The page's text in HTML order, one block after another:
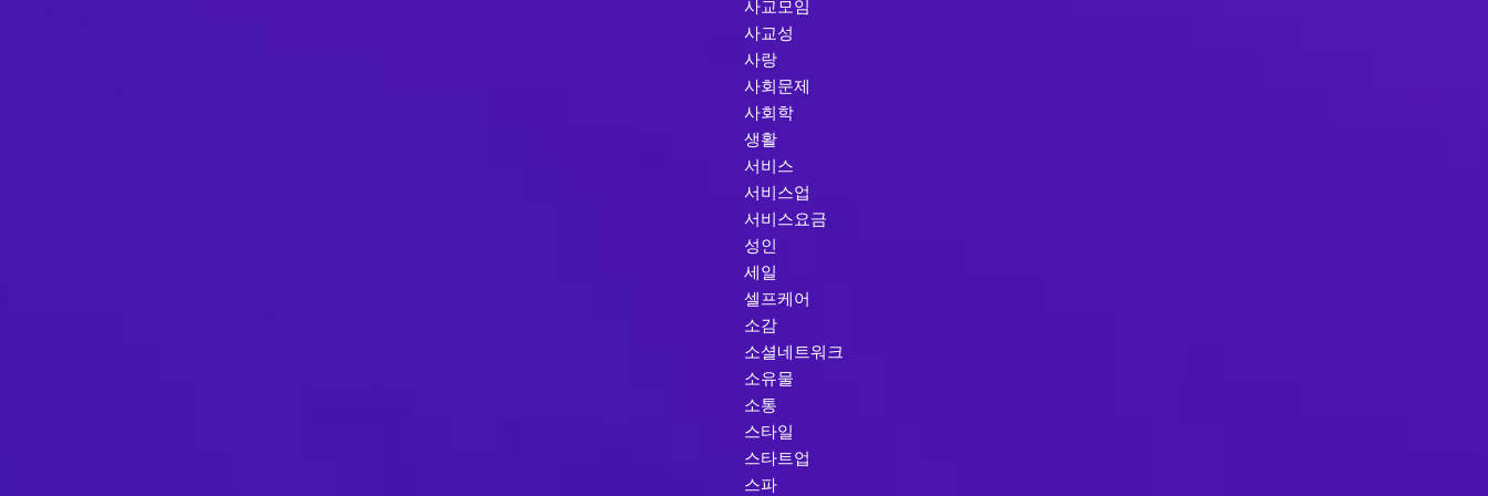
사교모임
사교성
사랑
사회문제
사회학
생활
서비스
서비스업
서비스요금
성인
세일
셀프케어
소감
소셜네트워크
소유물
소통
스타일
스타트업
스파